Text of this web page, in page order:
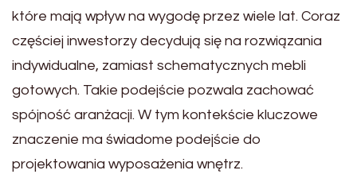
które mają wpływ na wygodę przez wiele lat. Coraz
częściej inwestorzy decydują się na rozwiązania
indywidualne, zamiast schematycznych mebli
gotowych. Takie podejście pozwala zachować
spójność aranżacji. W tym kontekście kluczowe
znaczenie ma świadome podejście do
projektowania wyposażenia wnętrz.